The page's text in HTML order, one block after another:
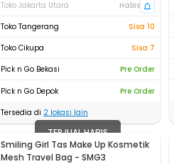
Toko Jakarta Utara
Habis
Toko Tangerang
Sisa 10
Toko Cikupa
Sisa 7
Pick n Go Bekasi
Pre Order
Pick n Go Depok
Pre Order
Tersedia di 2 lokasi lain
TERJUAL HABIS
Smiling Girl Tas Make Up Kosmetik
Mesh Travel Bag - SMG3